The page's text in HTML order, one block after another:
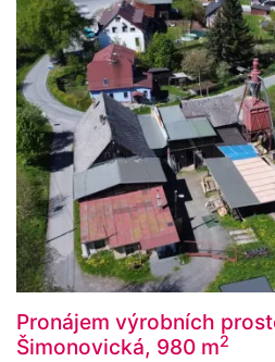
Pronájem výrobních
Šimonovická, 980 m2